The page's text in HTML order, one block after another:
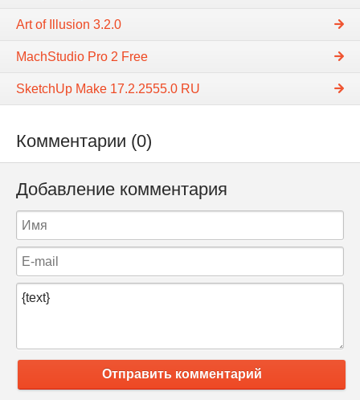
Art of Illusion 3.2.0
MachStudio Pro 2 Free
SketchUp Make 17.2.2555.0 RU
Комментарии (0)
Добавление комментария
Отправить комментарий